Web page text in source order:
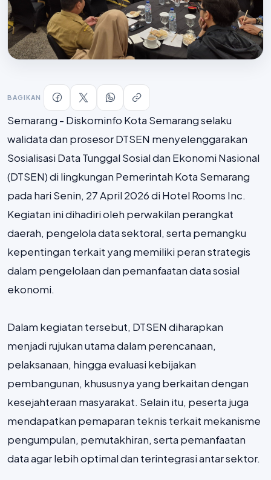
BAGIKAN
Semarang - Diskominfo Kota Semarang selaku
walidata dan prosesor DTSEN menyelenggarakan
Sosialisasi Data Tunggal Sosial dan Ekonomi Nasional
(DTSEN) di lingkungan Pemerintah Kota Semarang
pada hari Senin, 27 April 2026 di Hotel Rooms Inc.
Kegiatan ini dihadiri oleh perwakilan perangkat
daerah, pengelola data sektoral, serta pemangku
kepentingan terkait yang memiliki peran strategis
dalam pengelolaan dan pemanfaatan data sosial
ekonomi.
Dalam kegiatan tersebut, DTSEN diharapkan
menjadi rujukan utama dalam perencanaan,
pelaksanaan, hingga evaluasi kebijakan
pembangunan, khususnya yang berkaitan dengan
kesejahteraan masyarakat. Selain itu, peserta juga
mendapatkan pemaparan teknis terkait mekanisme
pengumpulan, pemutakhiran, serta pemanfaatan
data agar lebih optimal dan terintegrasi antar sektor.